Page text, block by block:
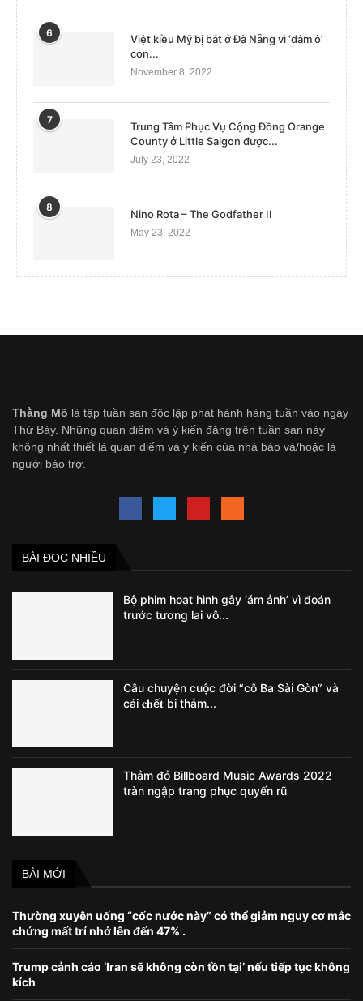
6
Việt kiều Mỹ bị bắt ở Đà Nẵng vì ‘dâm ô’
con...
November 8, 2022
7
Trung Tâm Phục Vụ Cộng Đồng Orange
County ở Little Saigon được...
July 23, 2022
8
Nino Rota – The Godfather II
May 23, 2022
Thằng Mõ là tập tuần san độc lập phát hành hàng tuần vào ngày
Thứ Bảy. Những quan diểm và ý kiến đăng trên tuần san này
không nhất thiết là quan diểm và ý kiến của nhà báo và/hoặc là
người bảo trợ.
BÀI ĐỌC NHIỀU
Bộ phim hoạt hình gây ‘ám ảnh’ vì đoán
trước tương lai vô...
Câu chuyện cuộc đời “cô Ba Sài Gòn” và
cái 𝐜𝐡ế𝐭 bi thảm...
Thảm đỏ Billboard Music Awards 2022
tràn ngập trang phục quyến rũ
BÀI MỚI
Thường xuyên uống “cốc nước này” có thể giảm nguy cơ mắc
chứng mất trí nhớ lên đến 47% .
Trump cảnh cáo ‘Iran sẽ không còn tồn tại’ nếu tiếp tục không
kích